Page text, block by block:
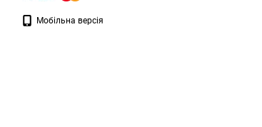
Мобільна версія